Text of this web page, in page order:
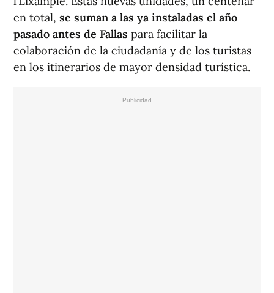
en total, se suman a las ya instaladas el año
pasado antes de Fallas para facilitar la
colaboración de la ciudadanía y de los turistas
en los itinerarios de mayor densidad turística.